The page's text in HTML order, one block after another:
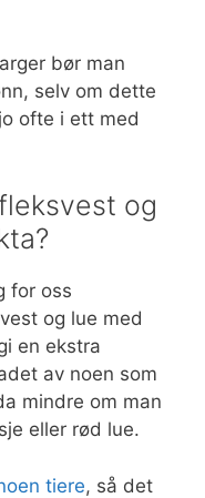
bør man
selv om dette
ofte i ett med
og
for oss
og lue med
en ekstra
av noen som
mindre om man
eller rød lue.
tiere, så det